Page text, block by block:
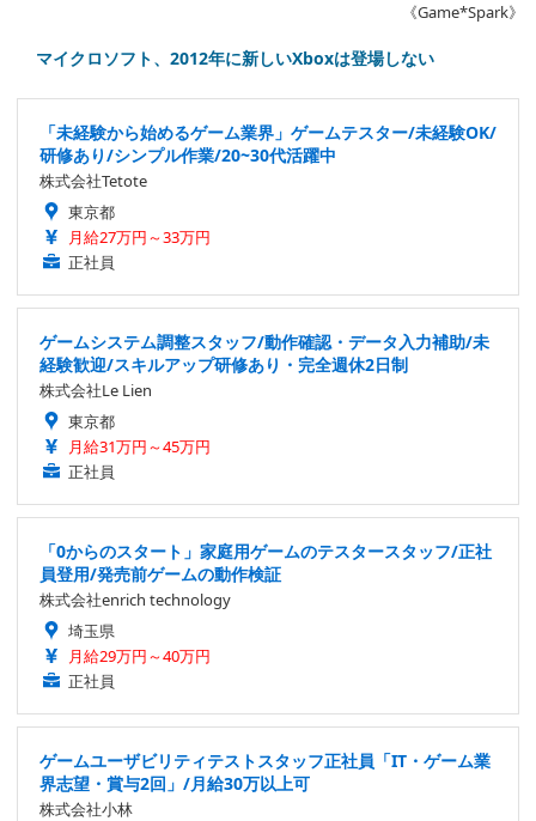
《Game*Spark》
マイクロソフト、2012年に新しいXboxは登場しない
「未経験から始めるゲーム業界」ゲームテスター/未経験OK/
研修あり/シンプル作業/20~30代活躍中
株式会社Tetote
東京都
月給27万円～33万円
正社員
ゲームシステム調整スタッフ/動作確認・データ入力補助/未
経験歓迎/スキルアップ研修あり・完全週休2日制
株式会社Le Lien
東京都
月給31万円～45万円
正社員
「0からのスタート」家庭用ゲームのテスタースタッフ/正社
員登用/発売前ゲームの動作検証
株式会社enrich technology
埼玉県
月給29万円～40万円
正社員
ゲームユーザビリティテストスタッフ正社員「IT・ゲーム業
界志望・賞与2回」/月給30万以上可
株式会社小林